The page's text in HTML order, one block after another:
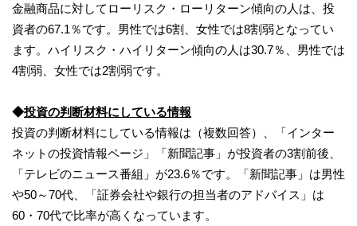
金融商品に対してローリスク・ローリターン傾向の人は、投
資者の67.1％です。男性では6割、女性では8割弱となってい
ます。ハイリスク・ハイリターン傾向の人は30.7％、男性では
4割弱、女性では2割弱です。
◆投資の判断材料にしている情報
投資の判断材料にしている情報は（複数回答）、「インター
ネットの投資情報ページ」「新聞記事」が投資者の3割前後、
「テレビのニュース番組」が23.6％です。「新聞記事」は男性
や50～70代、「証券会社や銀行の担当者のアドバイス」は
60・70代で比率が高くなっています。